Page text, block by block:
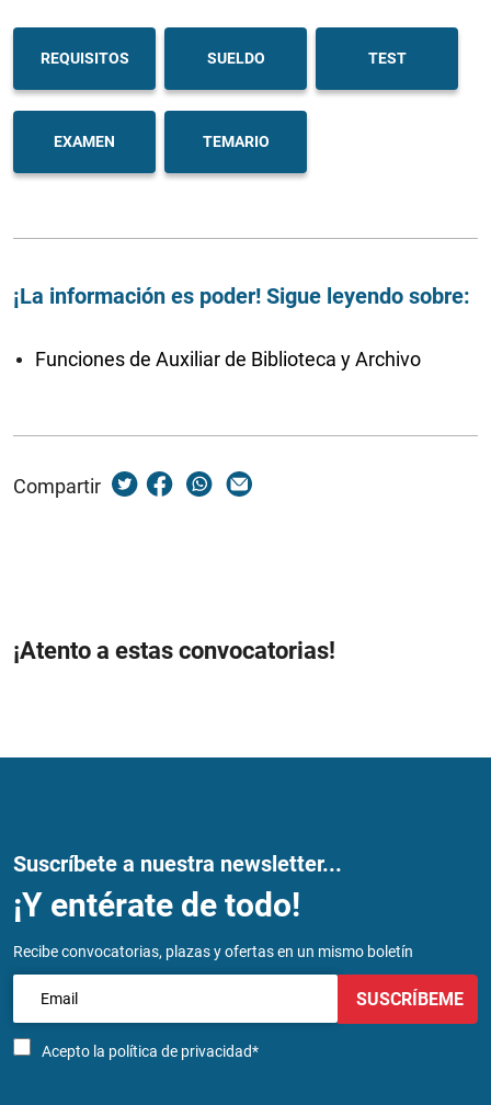
REQUISITOS SUELDO TEST
EXAMEN TEMARIO
¡La información es poder! Sigue leyendo sobre:
Funciones de Auxiliar de Biblioteca y Archivo
Compartir
¡Atento a estas convocatorias!
Suscríbete a nuestra newsletter...
¡Y entérate de todo!
Recibe convocatorias, plazas y ofertas en un mismo boletín
Acepto la política de privacidad*
SUSCRÍBEME